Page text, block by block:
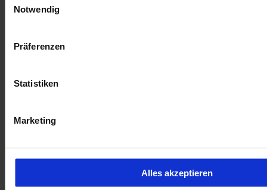
Notwendig
Präferenzen
Statistiken
Marketing
Alles akzeptieren